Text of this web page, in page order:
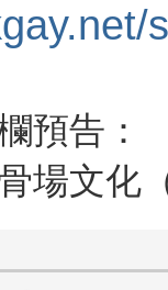
預告：
場文化